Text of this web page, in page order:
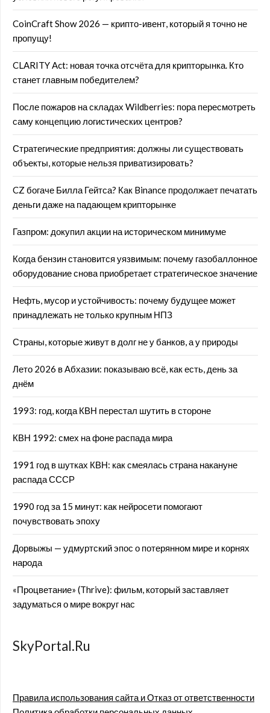
CoinCraft Show 2026 — крипто-ивент, который я точно не
пропущу!
CLARITY Act: новая точка отсчёта для крипторынка. Кто
станет главным победителем?
После пожаров на складах Wildberries: пора пересмотреть
саму концепцию логистических центров?
Стратегические предприятия: должны ли существовать
объекты, которые нельзя приватизировать?
CZ богаче Билла Гейтса? Как Binance продолжает печатать
деньги даже на падающем крипторынке
Газпром: докупил акции на историческом минимуме
Когда бензин становится уязвимым: почему газобаллонное
оборудование снова приобретает стратегическое значение
Нефть, мусор и устойчивость: почему будущее может
принадлежать не только крупным НПЗ
Страны, которые живут в долг не у банков, а у природы
Лето 2026 в Абхазии: показываю всё, как есть, день за
днём
1993: год, когда КВН перестал шутить в стороне
КВН 1992: смех на фоне распада мира
1991 год в шутках КВН: как смеялась страна накануне
распада СССР
1990 год за 15 минут: как нейросети помогают
почувствовать эпоху
Дорвыжы — удмуртский эпос о потерянном мире и корнях
народа
«Процветание» (Thrive): фильм, который заставляет
задуматься о мире вокруг нас
SkyPortal.Ru
Правила использования сайта и Отказ от ответственности